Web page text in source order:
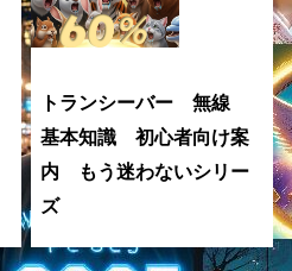
トランシーバー 無線
基本知識 初心者向け案
内 もう迷わないシリー
ズ